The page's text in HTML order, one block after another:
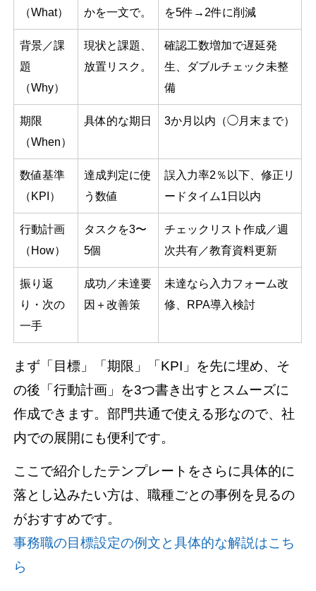
（What）
かを一文で。
を5件→2件に削減
背景／課
題
（Why）
現状と課題、
放置リスク。
確認工数増加で遅延発
生、ダブルチェック未整
備
期限
（When）
具体的な期日 3か月以内（◯月末まで）
数値基準
（KPI）
達成判定に使
う数値
誤入力率2％以下、修正リ
ードタイム1日以内
行動計画
（How）
タスクを3〜
5個
チェックリスト作成／週
次共有／教育資料更新
振り返
り・次の
一手
成功／未達要
因＋改善策
未達なら入力フォーム改
修、RPA導入検討
まず「目標」「期限」「KPI」を先に埋め、そ
の後「行動計画」を3つ書き出すとスムーズに
作成できます。部門共通で使える形なので、社
内での展開にも便利です。
ここで紹介したテンプレートをさらに具体的に
落とし込みたい方は、職種ごとの事例を見るの
がおすすめです。
事務職の目標設定の例文と具体的な解説はこち
ら